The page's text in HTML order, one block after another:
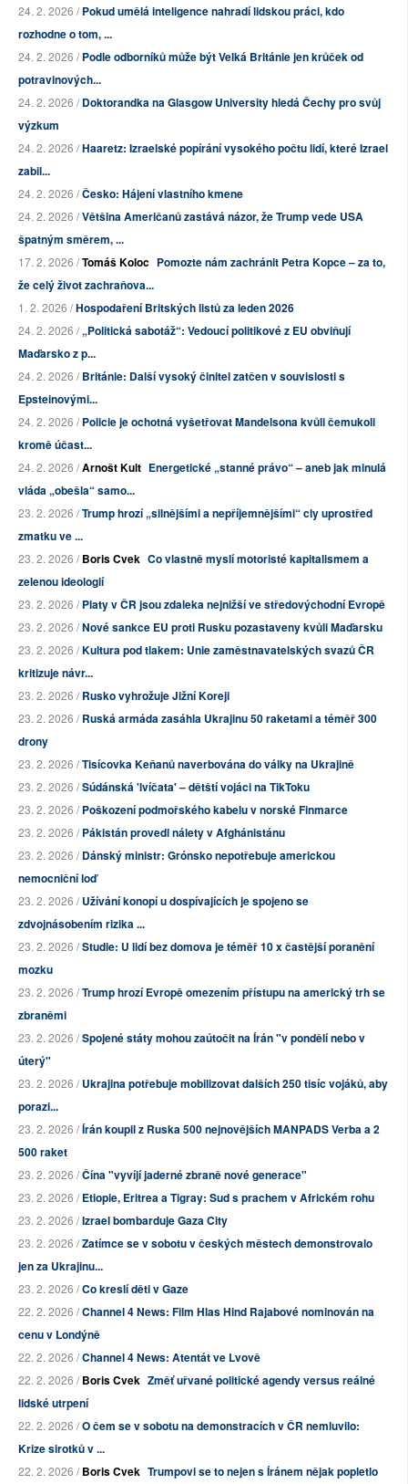
24. 2. 2026 /Pokud umělá inteligence nahradí lidskou práci, kdo
rozhodne o tom, ...
24. 2. 2026 /Podle odborníků může být Velká Británie jen krůček od
potravinových...
24. 2. 2026 /Doktorandka na Glasgow University hledá Čechy pro svůj
výzkum
24. 2. 2026 /Haaretz: Izraelské popírání vysokého počtu lidí, které Izrael
zabil...
24. 2. 2026 /Česko: Hájení vlastního kmene
24. 2. 2026 /Většina Američanů zastává názor, že Trump vede USA
špatným směrem, ...
17. 2. 2026 /Tomáš Koloc Pomozte nám zachránit Petra Kopce – za to,
že celý život zachraňova...
1. 2. 2026 /Hospodaření Britských listů za leden 2026
24. 2. 2026 /„Politická sabotáž“: Vedoucí politikové z EU obviňují
Maďarsko z p...
24. 2. 2026 /Británie: Další vysoký činitel zatčen v souvislosti s
Epsteinovými...
24. 2. 2026 /Policie je ochotná vyšetřovat Mandelsona kvůli čemukoli
kromě účast...
24. 2. 2026 /Arnošt Kult Energetické „stanné právo“ – aneb jak minulá
vláda „obešla“ samo...
23. 2. 2026 /Trump hrozí „silnějšími a nepříjemnějšími“ cly uprostřed
zmatku ve ...
23. 2. 2026 /Boris Cvek Co vlastně myslí motoristé kapitalismem a
zelenou ideologií
23. 2. 2026 /Platy v ČR jsou zdaleka nejnižší ve středovýchodní Evropě
23. 2. 2026 /Nové sankce EU proti Rusku pozastaveny kvůli Maďarsku
23. 2. 2026 /Kultura pod tlakem: Unie zaměstnavatelských svazů ČR
kritizuje návr...
23. 2. 2026 /Rusko vyhrožuje Jižní Koreji
23. 2. 2026 /Ruská armáda zasáhla Ukrajinu 50 raketami a téměř 300
drony
23. 2. 2026 /Tisícovka Keňanů naverbována do války na Ukrajině
23. 2. 2026 /Súdánská 'lvíčata' – dětští vojáci na TikToku
23. 2. 2026 /Poškození podmořského kabelu v norské Finmarce
23. 2. 2026 /Pákistán provedl nálety v Afghánistánu
23. 2. 2026 /Dánský ministr: Grónsko nepotřebuje americkou
nemocniční loď
23. 2. 2026 /Užívání konopí u dospívajících je spojeno se
zdvojnásobením rizika ...
23. 2. 2026 /Studie: U lidí bez domova je téměř 10 x častější poranění
mozku
23. 2. 2026 /Trump hrozí Evropě omezením přístupu na americký trh se
zbraněmi
23. 2. 2026 /Spojené státy mohou zaútočit na Írán "v pondělí nebo v
úterý"
23. 2. 2026 /Ukrajina potřebuje mobilizovat dalších 250 tisíc vojáků, aby
porazi...
23. 2. 2026 /Írán koupil z Ruska 500 nejnovějších MANPADS Verba a 2
500 raket
23. 2. 2026 /Čína "vyvíjí jaderné zbraně nové generace"
23. 2. 2026 /Etiopie, Eritrea a Tigray: Sud s prachem v Africkém rohu
23. 2. 2026 /Izrael bombarduje Gaza City
23. 2. 2026 /Zatímce se v sobotu v českých městech demonstrovalo
jen za Ukrajinu...
23. 2. 2026 /Co kreslí děti v Gaze
22. 2. 2026 /Channel 4 News: Film Hlas Hind Rajabové nominován na
cenu v Londýně
22. 2. 2026 /Channel 4 News: Atentát ve Lvově
22. 2. 2026 /Boris Cvek Změť uřvané politické agendy versus reálné
lidské utrpení
22. 2. 2026 /O čem se v sobotu na demonstracích v ČR nemluvilo:
Krize sirotků v ...
22. 2. 2026 /Boris Cvek Trumpovi se to nejen s Íránem nějak popletlo